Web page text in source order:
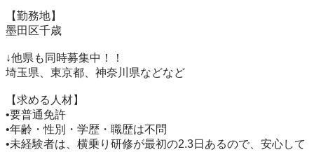
【勤務地】
墨田区千歳
↓他県も同時募集中！！
埼玉県、東京都、神奈川県などなど
【求める人材】
•要普通免許
•年齢・性別・学歴・職歴は不問
•未経験者は、横乗り研修が最初の2.3日あるので、安心して